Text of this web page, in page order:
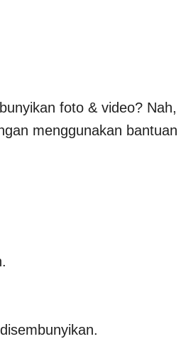
foto & video? Nah,
menggunakan bantuan